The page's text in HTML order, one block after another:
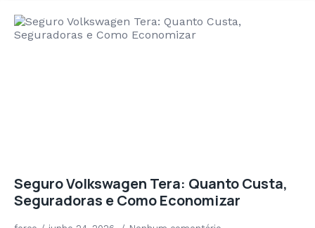
Seguro Volkswagen Tera: Quanto Custa,
Seguradoras e Como Economizar